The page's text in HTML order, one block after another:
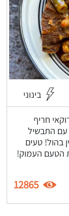
בינוני
חריף
עם התבשיל
בהול! טעים
הטעם העמוק!
12865